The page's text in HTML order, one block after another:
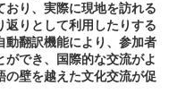
おり、実際に現地を訪れる
返りとして利用したりする
動翻訳機能により、参加者
でき、国際的な交流がよ
の壁を越えた文化交流が促